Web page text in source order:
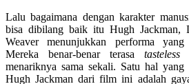
Lalu bagaimana dengan karakter
bisa dibilang baik itu Hugh Jackman,
Weaver menunjukkan performa
Mereka benar-benar terasa tasteless
menariknya sama sekali. Satu hal yang
Hugh Jackman dari film ini adalah